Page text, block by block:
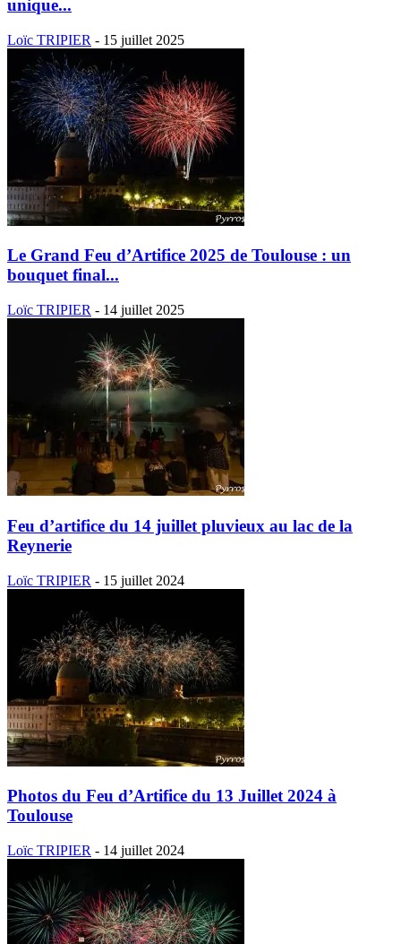
unique...
Loïc TRIPIER - 15 juillet 2025
Le Grand Feu d’Artifice 2025 de Toulouse : un
bouquet final...
Loïc TRIPIER - 14 juillet 2025
Feu d’artifice du 14 juillet pluvieux au lac de la
Reynerie
Loïc TRIPIER - 15 juillet 2024
Photos du Feu d’Artifice du 13 Juillet 2024 à
Toulouse
Loïc TRIPIER - 14 juillet 2024